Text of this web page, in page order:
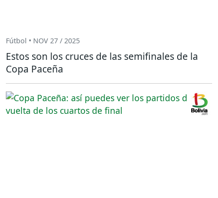
Fútbol • NOV 27 / 2025
Estos son los cruces de las semifinales de la
Copa Paceña